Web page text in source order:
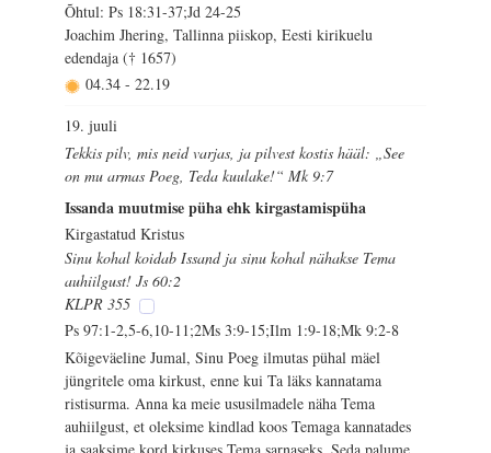
Õhtul: Ps 18:31-37;Jd 24-25
Joachim Jhering, Tallinna piiskop, Eesti kirikuelu
edendaja († 1657)
04.34 - 22.19
19. juuli
Tekkis pilv, mis neid varjas, ja pilvest kostis hääl: „See
on mu armas Poeg, Teda kuulake!“ Mk 9:7
Issanda muutmise püha ehk kirgastamispüha
Kirgastatud Kristus
Sinu kohal koidab Issand ja sinu kohal nähakse Tema
auhiilgust! Js 60:2
KLPR 355
Ps 97:1-2,5-6,10-11;2Ms 3:9-15;Ilm 1:9-18;Mk 9:2-8
Kõigeväeline Jumal, Sinu Poeg ilmutas pühal mäel
jüngritele oma kirkust, enne kui Ta läks kannatama
ristisurma. Anna ka meie ususilmadele näha Tema
auhiilgust, et oleksime kindlad koos Temaga kannatades